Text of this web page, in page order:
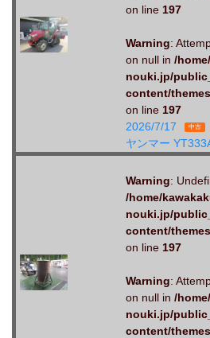
on line 197
Warning:
on null in /
nouki.jp/
content/
on line 197
2026/7/17
中古
ヤンマー
Warning:
/home/
nouki.jp/
content/
on line 197
Warning:
on null in /
nouki.jp/
content/